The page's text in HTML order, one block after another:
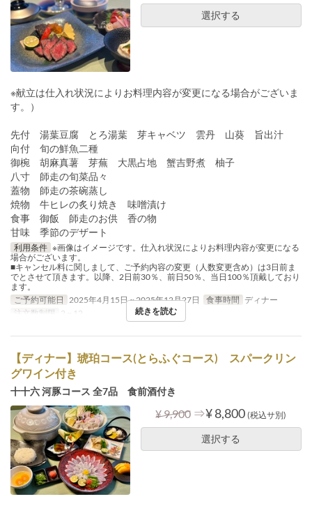
選択する
※献立は仕入れ状況によりお料理内容が変更になる場合がございま
す。）
先付 湯葉豆腐 とろ湯葉 芽キャベツ 雲丹 山葵 旨出汁
向付 旬の鮮魚二種
御椀 胡麻真薯 芽蕪 大黒占地 蟹吉野煮 柚子
八寸 師走の旬菜品々
蓋物 師走の茶碗蒸し
焼物 牛ヒレの炙り焼き 味噌漬け
食事 御飯 師走のお供 香の物
甘味 季節のデザート
利用条件 ※画像はイメージです。仕入れ状況によりお料理内容が変更になる
場合がございます。
■キャンセル料に関しまして、ご予約内容の変更（人数変更含め）は3日前ま
でとさせて頂きます。以降、2日前30％、前日50％、当日100％頂戴しており
ます。
ご予約可能日
2025年4月15日 ~ 2025年12月27日 食事時間 ディナー
注文数制限
2 ~ 12 続きを読む
【ディナー】琥珀コース(とらふぐコース) スパークリン
グワイン付き
十十六 河豚コース 全7品 食前酒付き
¥ 9,900 ⇒¥ 8,800 (税込サ別)
選択する